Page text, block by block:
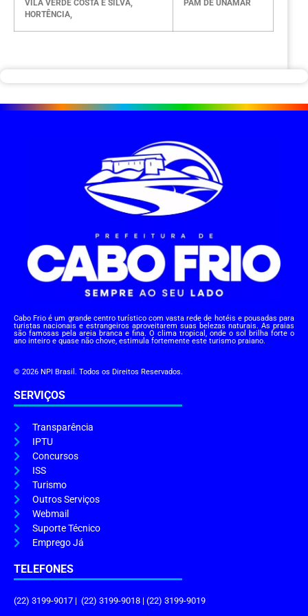
VILA VERDE COSTA E SILVA,
HORTÊNCIA,
PAM DE UNAMAR
Cabo Frio é um grande centro turístico com vasta rede de hotéis e pousadas para
turistas nacionais e estrangeiros aproveitarem suas belezas naturais. As praias
são famosas pela areia branca e fina. O clima tropical, onde o sol brilha forte o
ano inteiro e quase não chove, estimula fortemente este turismo praiano.
© 2026 NPI Brasil. Todos os Direitos Reservados.
SERVIÇOS
Transparência
IPTU
Concursos
ISS
Turismo
Outros Serviços
Webmail
Suporte Técnico
Emprego Já
TELEFONES
(22) 3199-9017 | (22) 3199-9018 | (22) 3199-9019